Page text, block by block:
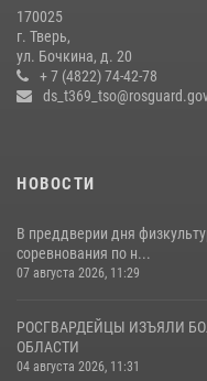
Росгвардейцы оказали
22 июля 2026, 08:35
170025
г. Тверь,
ул. Бочкина, д. 20
+ 7 (4822) 74-42-78
НОВОСТИ
В преддверии дня
соревнования по н...
07 августа 2026, 11:29
РОСГВАРДЕЙЦЫ ИЗЪЯЛИ
ОБЛАСТИ
04 августа 2026, 11:31